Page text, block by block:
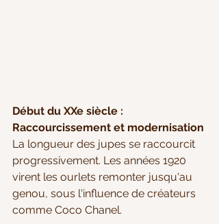
Début du XXe siècle :
Raccourcissement et modernisation
La longueur des jupes se raccourcit
progressivement. Les années 1920
virent les ourlets remonter jusqu'au
genou, sous l'influence de créateurs
comme Coco Chanel.